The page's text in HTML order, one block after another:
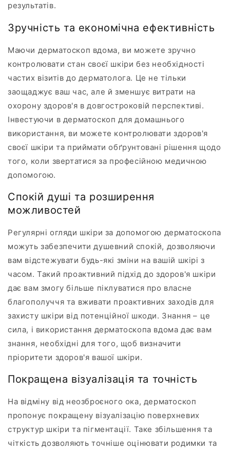
результатів.
Зручність та економічна ефективність
Маючи дерматоскоп вдома, ви можете зручно
контролювати стан своєї шкіри без необхідності
частих візитів до дерматолога. Це не тільки
заощаджує ваш час, але й зменшує витрати на
охорону здоров'я в довгостроковій перспективі.
Інвестуючи в дерматоскоп для домашнього
використання, ви можете контролювати здоров'я
своєї шкіри та приймати обґрунтовані рішення щодо
того, коли звертатися за професійною медичною
допомогою.
Спокій душі та розширення
можливостей
Регулярні огляди шкіри за допомогою дерматоскопа
можуть забезпечити душевний спокій, дозволяючи
вам відстежувати будь-які зміни на вашій шкірі з
часом. Такий проактивний підхід до здоров'я шкіри
дає вам змогу більше піклуватися про власне
благополуччя та вживати проактивних заходів для
захисту шкіри від потенційної шкоди. Знання – це
сила, і використання дерматоскопа вдома дає вам
знання, необхідні для того, щоб визначити
пріоритети здоров'я вашої шкіри.
Покращена візуалізація та точність
На відміну від неозброєного ока, дерматоскоп
пропонує покращену візуалізацію поверхневих
структур шкіри та пігментації. Таке збільшення та
чіткість дозволяють точніше оцінювати родимки та